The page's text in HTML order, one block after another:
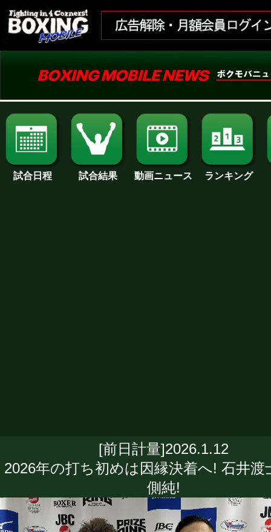
試合日程 試合結果 動画ニュース ランキング
[前日計量]2026.1.12
2026年の打ち初めは因縁決着へ! 石井渡
側純!